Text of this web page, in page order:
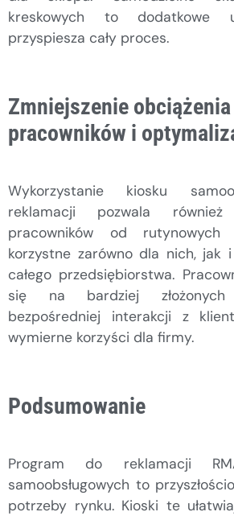
kreskowych to dodatkowe
przyspiesza cały proces.
Zmniejszenie obciążenia
pracowników i
Wykorzystanie kiosku
reklamacji pozwala
pracowników od
korzystne zarówno dla nich, jak
całego przedsiębiorstwa.
się na bardziej
bezpośredniej interakcji z
wymierne korzyści dla firmy.
Podsumowanie
Program do reklamacji
samoobsługowych to
potrzeby rynku. Kioski te